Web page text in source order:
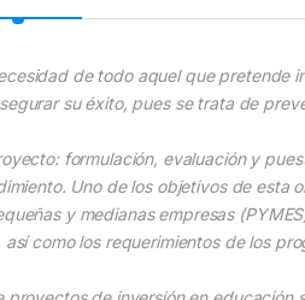
de todo aquel que pretende
su éxito, pues se trata de
formulación, evaluación y
Uno de los objetivos de esta
y medianas empresas
como los requerimientos de los